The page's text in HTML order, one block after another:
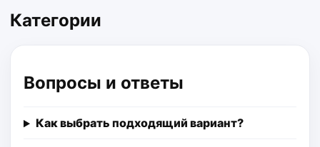
Категории
Вопросы и ответы
Как выбрать подходящий вариант?